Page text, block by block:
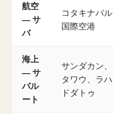
航空
— サ
バ
コタキナバル
国際空港
海上
— サ
バル
ート
サンダカン、
タワウ、ラハ
ドダトゥ